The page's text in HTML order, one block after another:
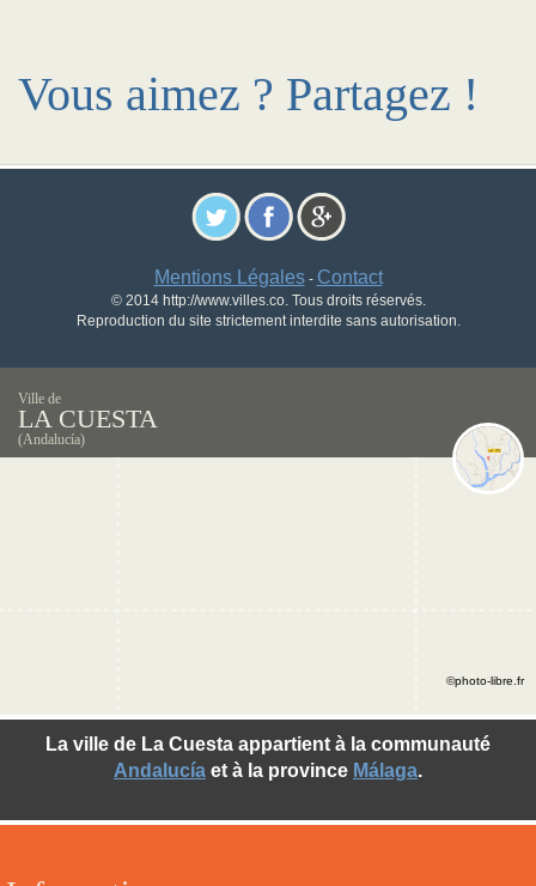
Vous aimez ? Partagez !
Mentions Légales- Contact
© 2014 http://www.villes.co. Tous droits réservés.
Reproduction du site strictement interdite sans autorisation.
Ville de
LA CUESTA
(Andalucía)
La ville de La Cuesta appartient à la communauté
Andalucía et à la province Málaga.
©photo-libre.fr